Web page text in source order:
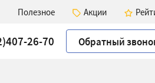
Полезное Акции
26-70 Обратный